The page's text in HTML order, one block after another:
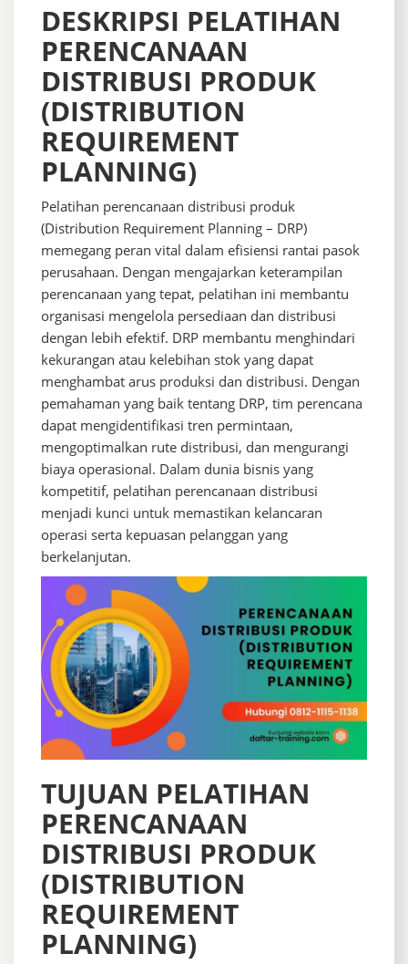
DESKRIPSI PELATIHAN
PERENCANAAN
DISTRIBUSI PRODUK
(DISTRIBUTION
REQUIREMENT
PLANNING)
Pelatihan perencanaan distribusi produk
(Distribution Requirement Planning – DRP)
memegang peran vital dalam efisiensi rantai pasok
perusahaan. Dengan mengajarkan keterampilan
perencanaan yang tepat, pelatihan ini membantu
organisasi mengelola persediaan dan distribusi
dengan lebih efektif. DRP membantu menghindari
kekurangan atau kelebihan stok yang dapat
menghambat arus produksi dan distribusi. Dengan
pemahaman yang baik tentang DRP, tim perencana
dapat mengidentifikasi tren permintaan,
mengoptimalkan rute distribusi, dan mengurangi
biaya operasional. Dalam dunia bisnis yang
kompetitif, pelatihan perencanaan distribusi
menjadi kunci untuk memastikan kelancaran
operasi serta kepuasan pelanggan yang
berkelanjutan.
TUJUAN PELATIHAN
PERENCANAAN
DISTRIBUSI PRODUK
(DISTRIBUTION
REQUIREMENT
PLANNING)